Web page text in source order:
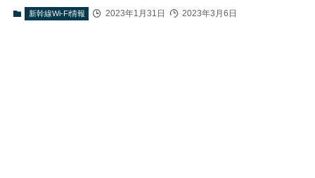
新幹線Wi-Fi情報 2023年1月31日 2023年3月6日